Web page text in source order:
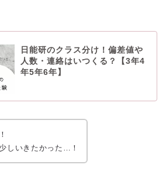
日能研のクラス分け！偏差値や
人数・連絡はいつくる？【3年4
年5年6年】
しいきたかった…！